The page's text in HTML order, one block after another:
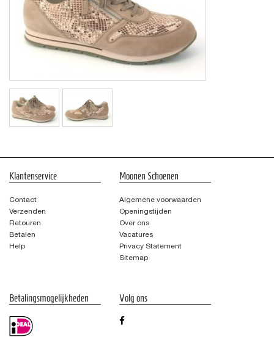
Klantenservice
Contact
Verzenden
Retouren
Betalen
Help
Moonen Schoenen
Algemene voorwaarden
Openingstijden
Over ons
Vacatures
Privacy Statement
Sitemap
Betalingsmogelijkheden Volg ons